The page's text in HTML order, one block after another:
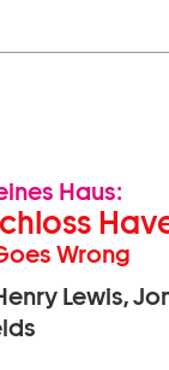
Haus:
Wrong
Lewis,